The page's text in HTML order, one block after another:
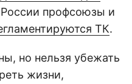
России профсоюзы и
ТК.
но нельзя убежать
жизни,